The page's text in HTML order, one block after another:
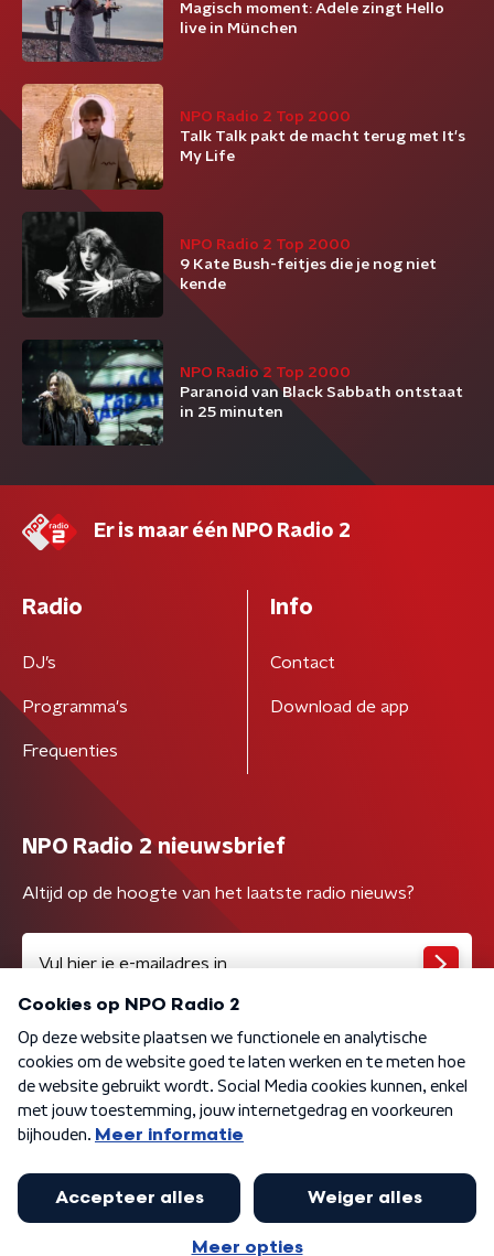
Magisch moment: Adele zingt Hello
live in München
NPO Radio 2 Top 2000
Talk Talk pakt de macht terug met It's
My Life
NPO Radio 2 Top 2000
9 Kate Bush-feitjes die je nog niet
kende
NPO Radio 2 Top 2000
Paranoid van Black Sabbath ontstaat
in 25 minuten
Er is maar één NPO Radio 2
Radio
DJ’s
Programma's
Frequenties
Info
Contact
Download de app
NPO Radio 2 nieuwsbrief
Altijd op de hoogte van het laatste radio nieuws?
Algemene voorwaarden